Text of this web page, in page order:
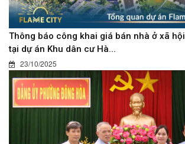
Thông báo công khai giá bán nhà ở xã hội
tại dự án Khu dân cư Hà...
23/10/2025